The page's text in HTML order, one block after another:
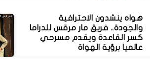
هواه ينشدون الاحترافية
والجودة.. فريق مار مرقس للدراما
كسر القاعدة ويقدم مسرحي
عالميا برؤية الهواة